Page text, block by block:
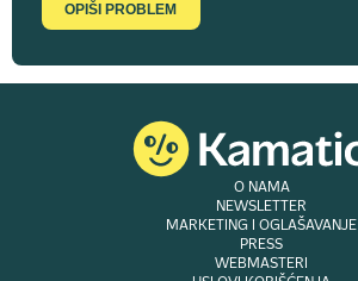
OPIŠI PROBLEM
O NAMA
NEWSLETTER
MARKETING I OGLAŠAVANJE
PRESS
WEBMASTERI